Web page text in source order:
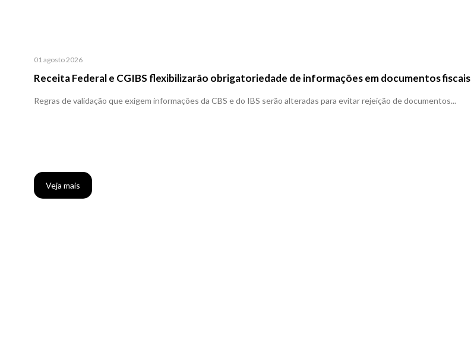
01 agosto 2026
Receita Federal e CGIBS flexibilizarão obrigatoriedade de informações em documentos fiscais
Regras de validação que exigem informações da CBS e do IBS serão alteradas para evitar rejeição de documentos...
Veja mais